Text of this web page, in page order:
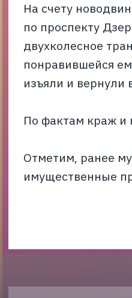
На счету
по проспекту
двухколесное
понравившейся
изъяли и вернули
По фактам краж и
Отметим, ранее
имущественные